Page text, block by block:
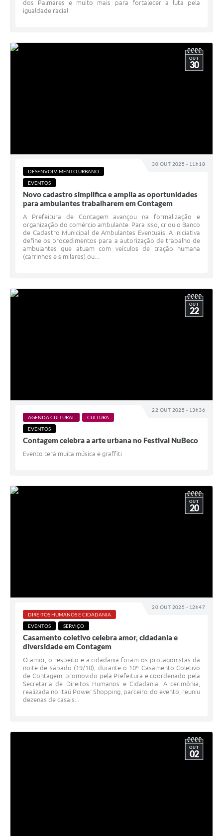
dos Palmares e muito mais para fortalecer a luta pela
igualdade racial
30 OUT 2025 - 11h18
OUT
30
DESENVOLVIMENTO URBANO
EVENTOS
Novo cadastro simplifica e amplia as oportunidades
para ambulantes trabalharem em Contagem
A Prefeitura de Contagem avançou na formalização e
organização do comércio ambulante. Para isso, criou o Banco
de Cadastro Municipal de Ambulantes Eventuais. A iniciativa
define os procedimentos para a autorização de trabalho de
ambulantes que atuam com veículos de tração humana
(carrinhos e similares) ou...
22 OUT 2025 - 13h36
OUT
22
AGENDA CULTURAL
CULTURA
EVENTOS
Contagem celebra a arte urbana no Festival NuBeco
Evento terá muita música e graffiti
20 OUT 2025 - 12h47
OUT
20
DIREITOS HUMANOS E CIDADANIA
EVENTOS
SERVIÇO
Casamento coletivo celebra amor, cidadania e
diversidade em Contagem
O amor, o respeito e a cidadania foram os protagonistas da
noite de sábado (19/10), durante o 10º Casamento Coletivo
de Contagem, promovido pela Prefeitura e coordenado pela
Secretaria de Direitos Humanos e Cidadania. A cerimônia,
realizada no Itaú Power Shopping, parceiro do evento, reuniu
dezenas de casais...
OUT
02